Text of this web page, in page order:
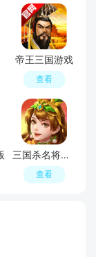
帝王三国游戏
查看
三国杀名将传官方正版
查看